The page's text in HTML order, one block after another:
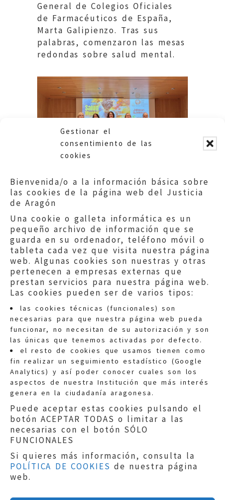
Gestionar el
consentimiento de las
cookies
Bienvenida/o a la información básica sobre
las cookies de la página web del Justicia
de Aragón
Una cookie o galleta informática es un
pequeño archivo de información que se
guarda en su ordenador, teléfono móvil o
tableta cada vez que visita nuestra página
web. Algunas cookies son nuestras y otras
pertenecen a empresas externas que
prestan servicios para nuestra página web.
Las cookies pueden ser de varios tipos:
las cookies técnicas (funcionales) son
necesarias para que nuestra página web pueda
funcionar, no necesitan de su autorización y son
las únicas que tenemos activadas por defecto.
el resto de cookies que usamos tienen como
fin realizar un seguimiento estadístico (Google
Analytics) y así poder conocer cuales son los
aspectos de nuestra Institución que más interés
genera en la ciudadanía aragonesa.
Puede aceptar estas cookies pulsando el
botón ACEPTAR TODAS o limitar a las
necesarias con el botón SÓLO
FUNCIONALES
Si quieres más información, consulta la
POLÍTICA DE COOKIES de nuestra página
web.
General de Colegios Oficiales
de Farmacéuticos de España,
Marta Galipienzo. Tras sus
palabras, comenzaron las mesas
redondas sobre salud mental.
Quejas:quejas@eljusticiadearagon.es
Información general:
informacion@eljusticiadearagon.es
Teléfonos:900 210 210/
Aviso legal|Política de privacidad|
Protección de Datos